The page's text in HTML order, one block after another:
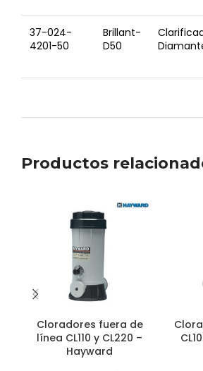
37-024-
4201-50
Brillant-
D50
Productos
Cloradores fuera de
línea CL110 y CL220 –
Hayward